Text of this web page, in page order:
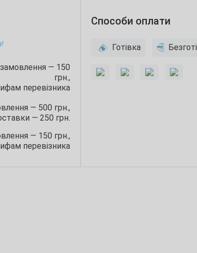
— 150
грн.,
перевізника
— 500 грн.,
— 250 грн.
— 150 грн.,
перевізника
Способи оплати
Готівка